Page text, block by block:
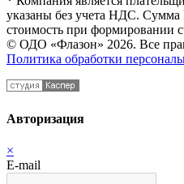
указаны без учета НДС.
стоимость при формировании
© ОДО «Флазон» 2026. Все
Политика обработки
Авторизация
×
E-mail